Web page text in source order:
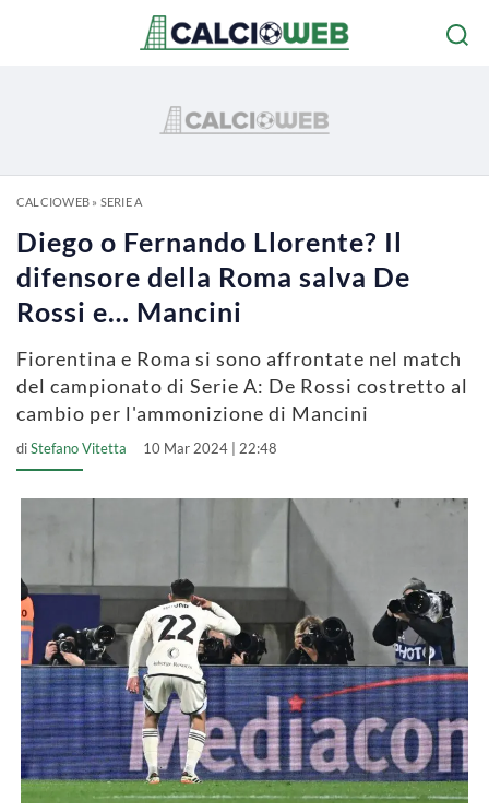
CALCIOWEB» SERIE A
Diego o Fernando Llorente? Il
difensore della Roma salva De
Rossi e… Mancini
Fiorentina e Roma si sono affrontate nel match
del campionato di Serie A: De Rossi costretto al
cambio per l'ammonizione di Mancini
diStefano Vitetta 10 Mar 2024 | 22:48